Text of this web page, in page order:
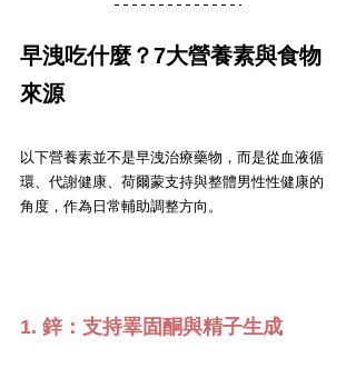
早洩吃什麼？7大營養素與食物
來源
以下營養素並不是早洩治療藥物，而是從血液循
環、代謝健康、荷爾蒙支持與整體男性性健康的
角度，作為日常輔助調整方向。
1. 鋅：支持睪固酮與精子生成